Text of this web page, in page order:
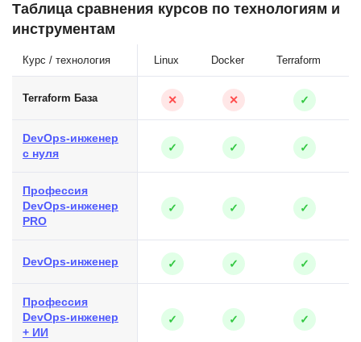
Таблица сравнения курсов по технологиям и
инструментам
Курс / технология Linux Docker Terraform
Terraform База ✕ ✕ ✓
DevOps-инженер
с нуля
✓ ✓ ✓
Профессия
DevOps-инженер
PRO
✓ ✓ ✓
DevOps-инженер ✓ ✓ ✓
Профессия
DevOps-инженер
+ ИИ
✓ ✓ ✓